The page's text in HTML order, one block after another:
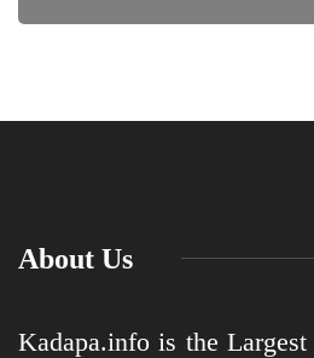
About Us
Kadapa.info is the